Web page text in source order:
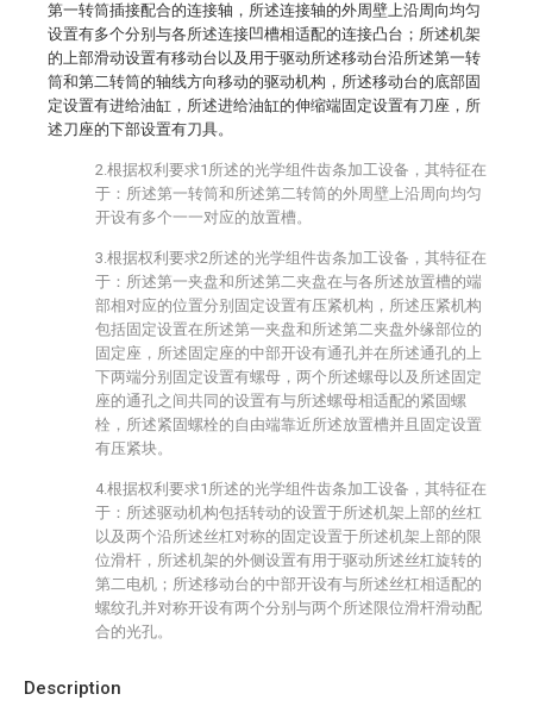
Description
第一转筒插接配合的连接轴，所述连接轴的外周壁上沿周向均匀
设置有多个分别与各所述连接凹槽相适配的连接凸台；所述机架
的上部滑动设置有移动台以及用于驱动所述移动台沿所述第一转
筒和第二转筒的轴线方向移动的驱动机构，所述移动台的底部固
定设置有进给油缸，所述进给油缸的伸缩端固定设置有刀座，所
述刀座的下部设置有刀具。
2.根据权利要求1所述的光学组件齿条加工设备，其特征在
于：所述第一转筒和所述第二转筒的外周壁上沿周向均匀
开设有多个一一对应的放置槽。
3.根据权利要求2所述的光学组件齿条加工设备，其特征在
于：所述第一夹盘和所述第二夹盘在与各所述放置槽的端
部相对应的位置分别固定设置有压紧机构，所述压紧机构
包括固定设置在所述第一夹盘和所述第二夹盘外缘部位的
固定座，所述固定座的中部开设有通孔并在所述通孔的上
下两端分别固定设置有螺母，两个所述螺母以及所述固定
座的通孔之间共同的设置有与所述螺母相适配的紧固螺
栓，所述紧固螺栓的自由端靠近所述放置槽并且固定设置
有压紧块。
4.根据权利要求1所述的光学组件齿条加工设备，其特征在
于：所述驱动机构包括转动的设置于所述机架上部的丝杠
以及两个沿所述丝杠对称的固定设置于所述机架上部的限
位滑杆，所述机架的外侧设置有用于驱动所述丝杠旋转的
第二电机；所述移动台的中部开设有与所述丝杠相适配的
螺纹孔并对称开设有两个分别与两个所述限位滑杆滑动配
合的光孔。